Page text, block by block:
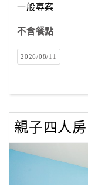
店
作
商
合
作
一般專案
不含餐點
2026/08/11
親子四人房